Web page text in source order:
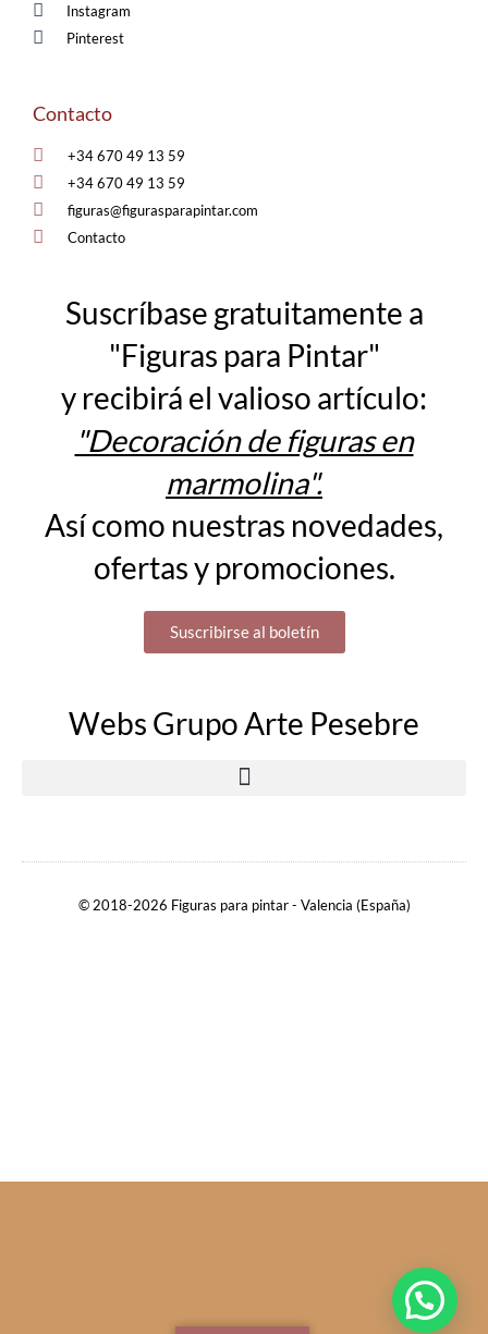
Instagram
Pinterest
Contacto
+34 670 49 13 59
+34 670 49 13 59
figuras@figurasparapintar.com
Contacto
Suscríbase gratuitamente a
"Figuras para Pintar"
y recibirá el valioso artículo:
"Decoración de figuras en
marmolina".
Así como nuestras novedades,
ofertas y promociones.
Suscribirse al boletín
Webs Grupo Arte Pesebre
© 2018-2026 Figuras para pintar - Valencia (España)